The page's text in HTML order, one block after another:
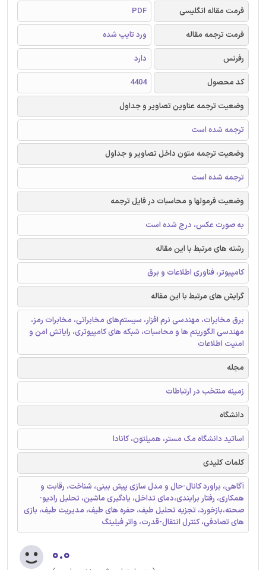
فرمت مقاله انگلیسی
PDF
فرمت ترجمه مقاله
ورد تایپ شده
رفرنس
دارد
کد محصول
4404
وضعیت ترجمه عناوین تصاویر و جداول
ترجمه شده است
وضعیت ترجمه متون داخل تصاویر و جداول
ترجمه شده است
وضعیت فرمولها و محاسبات در فایل ترجمه
به صورت عکس، درج شده است
رشته های مرتبط با این مقاله
کامپیوتر، فناوری اطلاعات و برق
گرایش های مرتبط با این مقاله
برق مخابرات، مهندسی نرم افزار، سیستم‌های مخابراتی، مخابرات رمز،
مهندسی الگوریتم ها و محاسبات، شبکه های کامپیوتری، رایانش امن و
امنیت اطلاعات
مجله
زمینه منتخب در ارتباطات
دانشگاه
اساتید دانشگاه مک مستر، همیلتون، کانادا
کلمات کلیدی
آگاهی، براورد کانال-حال و مدل سازی پیش بینی، شناخت، رقابت و
همکاری، رفتار برایندی،دمای تداخل، یادگیری ماشین، تحلیل رادیو-
صحنه،بازخورد، تجزیه تحلیل طیف، حفره های طیف، مدیریت طیف، بازی
های تصادفی، کنترل انتقال-قدرت، واتر فیلینگ
۰.۰